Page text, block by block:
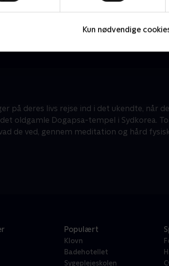
Kun nødvendige
på deres livs rejse ind i det ukendte, når
oldgamle Dogapsa-tempel i Sydkorea.
de ved, gennem meditation og hård
Populært
Klovn
Badehotellet
Sygeplejeskolen